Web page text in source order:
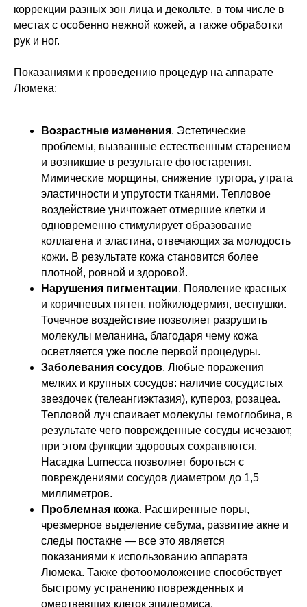
коррекции разных зон лица и декольте, в том числе в
местах с особенно нежной кожей, а также обработки
рук и ног.
Показаниями к проведению процедур на аппарате
Люмека:
Возрастные изменения. Эстетические
проблемы, вызванные естественным старением
и возникшие в результате фотостарения.
Мимические морщины, снижение тургора, утрата
эластичности и упругости тканями. Тепловое
воздействие уничтожает отмершие клетки и
одновременно стимулирует образование
коллагена и эластина, отвечающих за молодость
кожи. В результате кожа становится более
плотной, ровной и здоровой.
Нарушения пигментации. Появление красных
и коричневых пятен, пойкилодермия, веснушки.
Точечное воздействие позволяет разрушить
молекулы меланина, благодаря чему кожа
осветляется уже после первой процедуры.
Заболевания сосудов. Любые поражения
мелких и крупных сосудов: наличие сосудистых
звездочек (телеангиэктазия), купероз, розацеа.
Тепловой луч спаивает молекулы гемоглобина, в
результате чего поврежденные сосуды исчезают,
при этом функции здоровых сохраняются.
Насадка Lumecca позволяет бороться с
повреждениями сосудов диаметром до 1,5
миллиметров.
Проблемная кожа. Расширенные поры,
чрезмерное выделение себума, развитие акне и
следы постакне — все это является
показаниями к использованию аппарата
Люмека. Также фотоомоложение способствует
быстрому устранению поврежденных и
омертвевших клеток эпидермиса.